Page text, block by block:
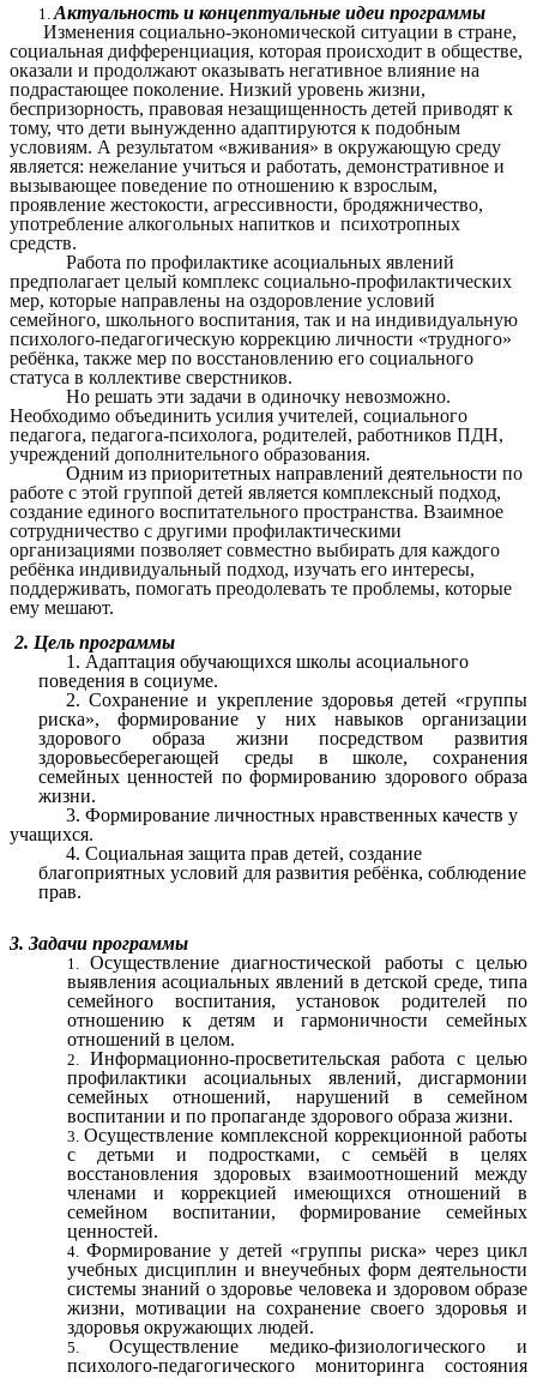
Актуальность и концептуальные идеи программы
Изменения социально-экономической ситуации в стране,
социальная дифференциация, которая происходит в обществе,
оказали и продолжают оказывать негативное влияние на
подрастающее поколение. Низкий уровень жизни,
беспризорность, правовая незащищенность детей приводят к
тому, что дети вынужденно адаптируются к подобным
условиям. А результатом «вживания» в окружающую среду
является: нежелание учиться и работать, демонстративное и
вызывающее поведение по отношению к взрослым,
проявление жестокости, агрессивности, бродяжничество,
употребление алкогольных напитков и психотропных
средств.
Работа по профилактике асоциальных явлений
предполагает целый комплекс социально-профилактических
мер, которые направлены на оздоровление условий
семейного, школьного воспитания, так и на индивидуальную
психолого-педагогическую коррекцию личности «трудного»
ребёнка, также мер по восстановлению его социального
статуса в коллективе сверстников.
Но решать эти задачи в одиночку невозможно.
Необходимо объединить усилия учителей, социального
педагога, педагога-психолога, родителей, работников ПДН,
учреждений дополнительного образования.
Одним из приоритетных направлений деятельности по
работе с этой группой детей является комплексный подход,
создание единого воспитательного пространства. Взаимное
сотрудничество с другими профилактическими
организациями позволяет совместно выбирать для каждого
ребёнка индивидуальный подход, изучать его интересы,
поддерживать, помогать преодолевать те проблемы, которые
ему мешают.
2. Цель программы
1. Адаптация обучающихся школы асоциального
поведения в социуме.
2. Сохранение и укрепление здоровья детей «группы
риска», формирование у них навыков организации
здорового образа жизни посредством развития
здоровьесберегающей среды в школе, сохранения
семейных ценностей по формированию здорового образа
жизни.
3. Формирование личностных нравственных качеств у
учащихся.
4. Социальная защита прав детей, создание
благоприятных условий для развития ребёнка, соблюдение
прав.
3. Задачи программы
Осуществление диагностической работы с целью
выявления асоциальных явлений в детской среде, типа
семейного воспитания, установок родителей по
отношению к детям и гармоничности семейных
отношений в целом.
Информационно-просветительская работа с целью
профилактики асоциальных явлений, дисгармонии
семейных отношений, нарушений в семейном
воспитании и по пропаганде здорового образа жизни.
Осуществление комплексной коррекционной работы
с детьми и подростками, с семьёй в целях
восстановления здоровых взаимоотношений между
членами и коррекцией имеющихся отношений в
семейном воспитании, формирование семейных
ценностей.
Формирование у детей «группы риска» через цикл
учебных дисциплин и внеучебных форм деятельности
системы знаний о здоровье человека и здоровом образе
жизни, мотивации на сохранение своего здоровья и
здоровья окружающих людей.
Осуществление медико-физиологического и
психолого-педагогического мониторинга состояния